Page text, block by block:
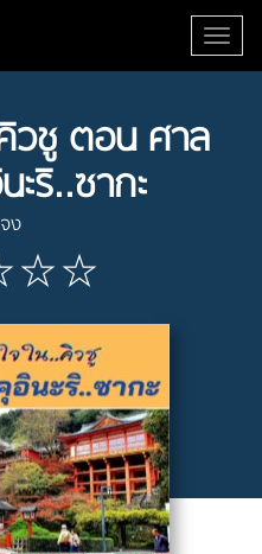
คิวชู ตอน ศาล
ะริ..ซากะ
ง